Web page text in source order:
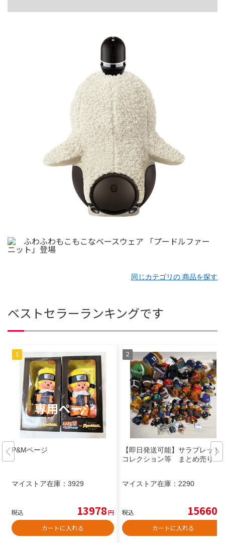
同じカテゴリの 商品を探す
ベストセラーランキングです
P&Mページ
マイストア在庫： 3929
税込 13978円
カートに入れる
【即日発送可能】サラブレッド
コレクション等 まとめ売り
マイストア在庫： 2290
税込 15660
カートに入れる